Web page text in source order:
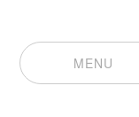
MENU